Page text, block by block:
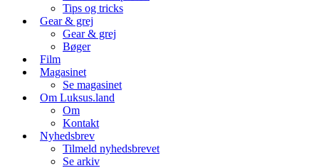
Tips og tricks
Gear & grej
Gear & grej
Bøger
Film
Magasinet
Se magasinet
Om Luksus.land
Om
Kontakt
Nyhedsbrev
Tilmeld nyhedsbrevet
Se arkiv